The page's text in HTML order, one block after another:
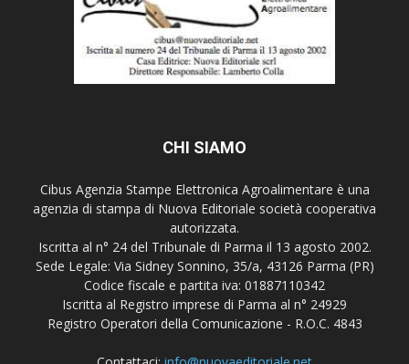
CHI SIAMO
Cibus Agenzia Stampe Elettronica Agroalimentare è una
agenzia di stampa di Nuova Editoriale società cooperativa
autorizzata.
Iscritta al n° 24 del Tribunale di Parma il 13 agosto 2002.
Sede Legale: Via Sidney Sonnino, 35/a, 43126 Parma (PR)
Codice fiscale e partita iva: 01887110342
Iscritta al Registro imprese di Parma al n° 24929
Registro Operatori della Comunicazione - R.O.C. 4843